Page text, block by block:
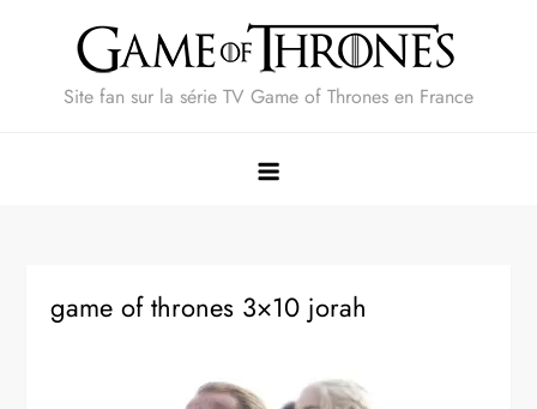
Site fan sur la série TV Game of Thrones en France
game of thrones 3×10 jorah